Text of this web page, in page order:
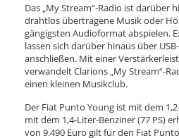
Das „My Stream“-Radio ist darüber
drahtlos übertragene Musik oder
gängigsten Audioformat abspielen.
lassen sich darüber hinaus über
anschließen. Mit einer
verwandelt Clarions „My Stream“-
einen kleinen Musikclub.
Der Fiat Punto Young ist mit dem
mit dem 1,4-Liter-Benziner (77 PS)
von 9.490 Euro gilt für den Fiat